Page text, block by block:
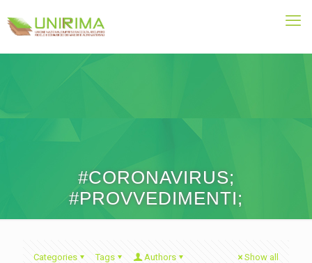
#CORONAVIRUS;
#PROVVEDIMENTI;
Categories Tags Authors Show all